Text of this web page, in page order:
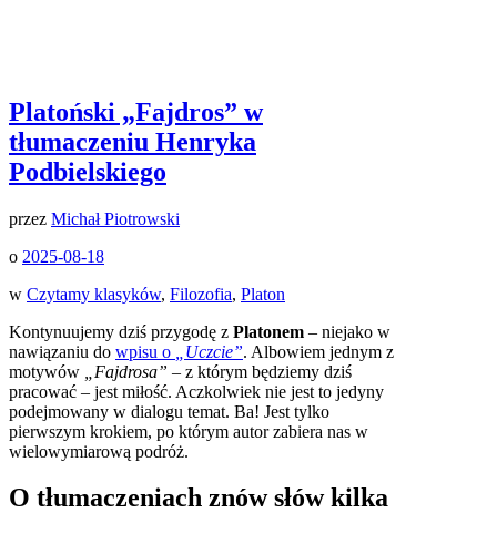
Platoński „Fajdros” w
tłumaczeniu Henryka
Podbielskiego
przez Michał Piotrowski
o 2025-08-18
w Czytamy klasyków, Filozofia, Platon
Kontynuujemy dziś przygodę z Platonem – niejako w
nawiązaniu do wpisu o „Uczcie”. Albowiem jednym z
motywów
„Fajdrosa” – z którym będziemy dziś
pracować – jest miłość. Aczkolwiek nie jest to jedyny
podejmowany w dialogu temat. Ba! Jest tylko
pierwszym krokiem, po którym autor zabiera nas w
wielowymiarową podróż.
O tłumaczeniach znów słów kilka